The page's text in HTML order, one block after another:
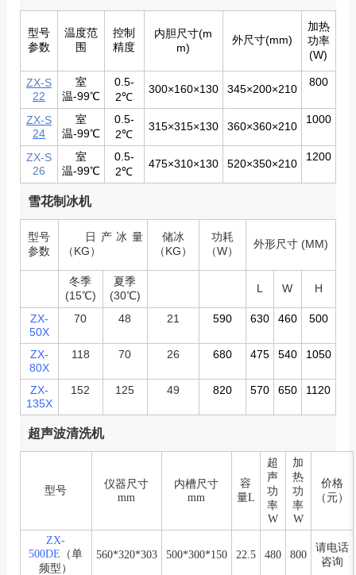
型号
参数
温度范
围
控制
精度
内胆尺寸(m
m)
外尺寸(mm)
加热
功率
(W)
ZX-S
22
室
温-99℃
0.5-
2℃
300×160×130 345×200×210
800
ZX-S
24
室
温-99℃
0.5-
2℃
315×315×130 360×360×210
1000
ZX-S
26
室
温-99℃
0.5-
2℃
475×310×130 520×350×210
1200
雪花制冰机
型号
参数
日产冰量
（KG）
储冰
（KG）
功耗
（W）
外形尺寸(MM)
冬季
(15℃)
夏季
(30℃)
L W H
ZX-
50X
70 48 21 590 630 460 500
ZX-
80X
118 70 26 680 475 540 1050
ZX-
135X
152 125 49 820 570 650 1120
超声波清洗机
型号
仪器尺寸
mm
内槽尺寸
mm
容
量L
超
声
功
率
W
加
热
功
率
W
价格
（元）
ZX-
500DE （单
频型）
560*320*303 500*300*150 22.5 480 800
请电话
咨询